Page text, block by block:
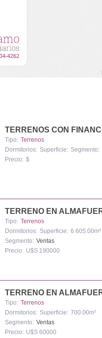
aquí
TERRENOS CON
Tipo: Terrenos
Dormitorios: Superficie: Segmento:
Precio: $
TERRENO EN
Tipo: Terrenos
Dormitorios: Superficie: 6 605.00m²
Segmento: Ventas
Precio: U$S 190000
TERRENO EN
Tipo: Terrenos
Dormitorios: Superficie: 700.00m²
Segmento: Ventas
Precio: U$S 60000